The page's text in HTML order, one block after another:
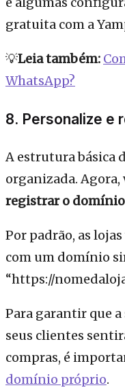
gratuita com a
💡Leia também:
WhatsApp?
8. Personalize e
A estrutura básica
organizada. Agora,
registrar o domínio
Por padrão, as
com um domínio
“https://
Para garantir que
seus clientes
compras, é
domínio próprio.